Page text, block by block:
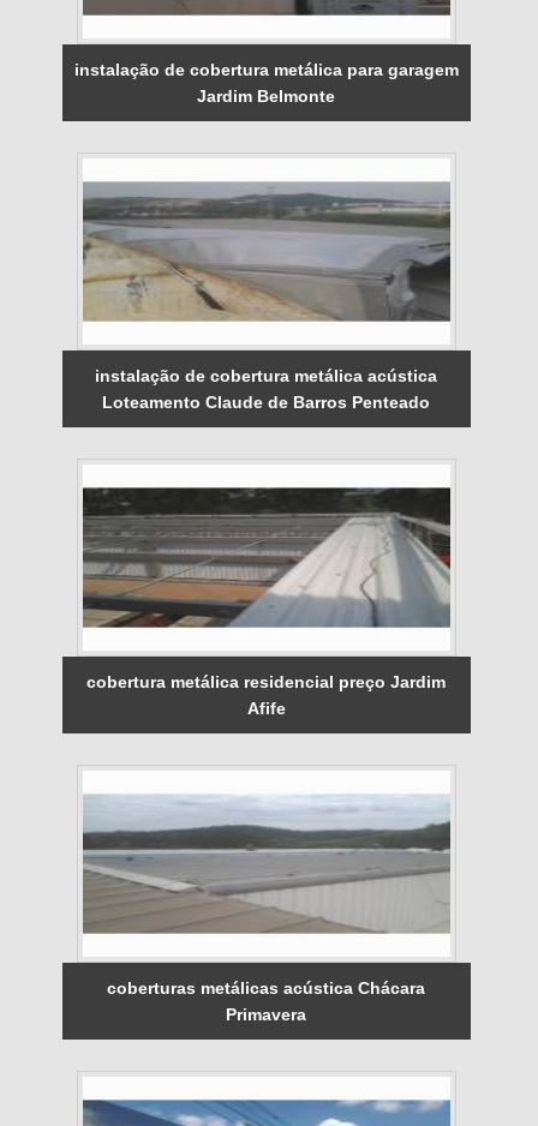
instalação de cobertura metálica para garagem
Jardim Belmonte
instalação de cobertura metálica acústica
Loteamento Claude de Barros Penteado
cobertura metálica residencial preço Jardim
Afife
coberturas metálicas acústica Chácara
Primavera